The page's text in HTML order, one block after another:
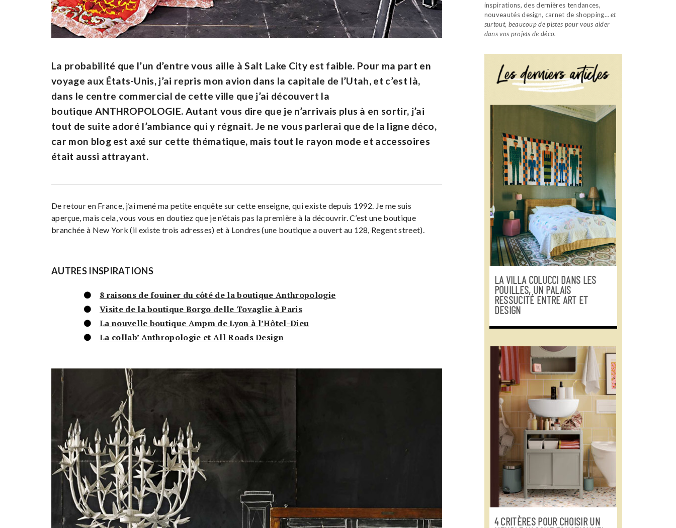
La probabilité que l’un d’entre vous aille à Salt Lake City est faible. Pour ma part en
voyage aux États-Unis, j’ai repris mon avion dans la capitale de l’Utah, et c’est là,
dans le centre commercial de cette ville que j’ai découvert la
boutique ANTHROPOLOGIE. Autant vous dire que je n’arrivais plus à en sortir, j’ai
tout de suite adoré l’ambiance qui y régnait. Je ne vous parlerai que de la ligne déco,
car mon blog est axé sur cette thématique, mais tout le rayon mode et accessoires
était aussi attrayant.
De retour en France, j’ai mené ma petite enquête sur cette enseigne, qui existe depuis 1992. Je me suis
aperçue, mais cela, vous vous en doutiez que je n’étais pas la première à la découvrir. C’est une boutique
branchée à New York (il existe trois adresses) et à Londres (une boutique a ouvert au 128, Regent street).
AUTRES INSPIRATIONS
8 raisons de fouiner du côté de la boutique Anthropologie
Visite de la boutique Borgo delle Tovaglie à Paris
La nouvelle boutique Ampm de Lyon à l’Hôtel-Dieu
La collab’ Anthropologie et All Roads Design
inspirations, des dernières tendances,
nouveautés design, carnet de shopping…et
surtout, beaucoup de pistes pour vous aider
dans vos projets de déco.
LA VILLA COLUCCI DANS LES
POUILLES, UN PALAIS
RESSUCITÉ ENTRE ART ET
DESIGN
4 CRITÈRES POUR CHOISIR UN